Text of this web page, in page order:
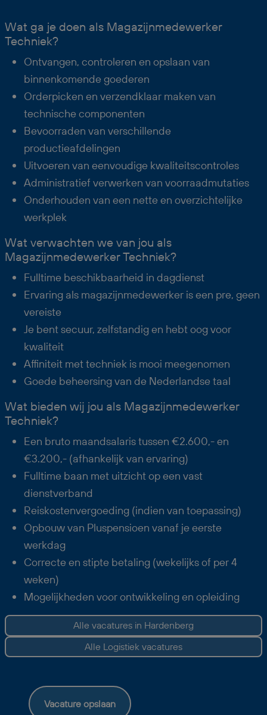
Wat ga je doen als Magazijnmedewerker
Techniek?
Ontvangen, controleren en opslaan van
binnenkomende goederen
Orderpicken en verzendklaar maken van
technische componenten
Bevoorraden van verschillende
productieafdelingen
Uitvoeren van eenvoudige kwaliteitscontroles
Administratief verwerken van voorraadmutaties
Onderhouden van een nette en overzichtelijke
werkplek
Wat verwachten we van jou als
Magazijnmedewerker Techniek?
Fulltime beschikbaarheid in dagdienst
Ervaring als magazijnmedewerker is een pre, geen
vereiste
Je bent secuur, zelfstandig en hebt oog voor
kwaliteit
Affiniteit met techniek is mooi meegenomen
Goede beheersing van de Nederlandse taal
Wat bieden wij jou als Magazijnmedewerker
Techniek?
Een bruto maandsalaris tussen €2.600,- en
€3.200,- (afhankelijk van ervaring)
Fulltime baan met uitzicht op een vast
dienstverband
Reiskostenvergoeding (indien van toepassing)
Opbouw van Pluspensioen vanaf je eerste
werkdag
Correcte en stipte betaling (wekelijks of per 4
weken)
Mogelijkheden voor ontwikkeling en opleiding
Alle vacatures in Hardenberg
Alle Logistiek vacatures
Vacature opslaan